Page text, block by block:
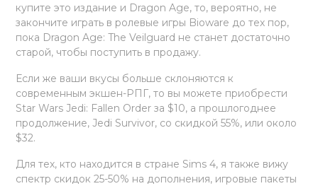
купите это издание и Dragon Age, то, вероятно, не
закончите играть в ролевые игры Bioware до тех пор,
пока Dragon Age: The Veilguard не станет достаточно
старой, чтобы поступить в продажу.
Если же ваши вкусы больше склоняются к
современным экшен-РПГ, то вы можете приобрести
Star Wars Jedi: Fallen Order за $10, а прошлогоднее
продолжение, Jedi Survivor, со скидкой 55%, или около
$32.
Для тех, кто находится в стране Sims 4, я также вижу
спектр скидок 25-50% на дополнения, игровые пакеты